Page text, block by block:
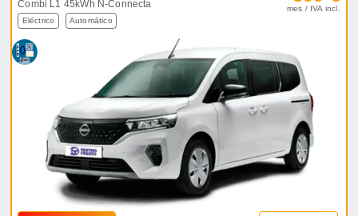
Combi L1 45kWh N-Connecta
Eléctrico Automático
mes / IVA incl.